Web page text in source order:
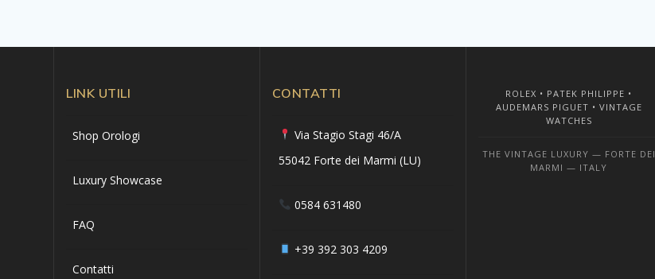
LINK UTILI
Shop Orologi
Luxury Showcase
FAQ
Contatti
CONTATTI
Via Stagio Stagi 46/A
55042 Forte dei Marmi (LU)
0584 631480
+39 392 303 4209
ROLEX • PATEK PHILIPPE •
AUDEMARS PIGUET • VINTAGE
WATCHES
THE VINTAGE LUXURY — FORTE DEI
MARMI — ITALY